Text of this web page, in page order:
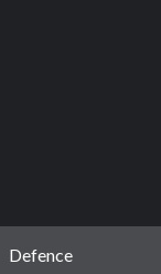
Defence